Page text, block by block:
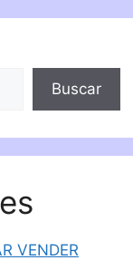
Buscar
VENDER